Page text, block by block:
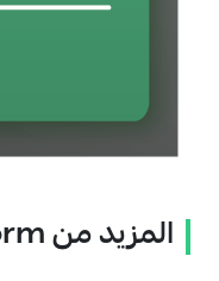
المزيد من true_platform